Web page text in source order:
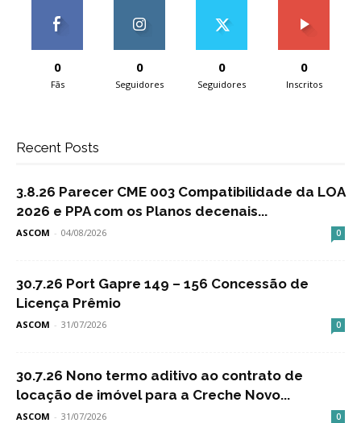
0
Fãs
0
Seguidores
0
Seguidores
0
Inscritos
Recent Posts
3.8.26 Parecer CME 003 Compatibilidade da LOA
2026 e PPA com os Planos decenais...
ASCOM - 04/08/2026 0
30.7.26 Port Gapre 149 – 156 Concessão de
Licença Prêmio
ASCOM - 31/07/2026 0
30.7.26 Nono termo aditivo ao contrato de
locação de imóvel para a Creche Novo...
ASCOM - 31/07/2026 0